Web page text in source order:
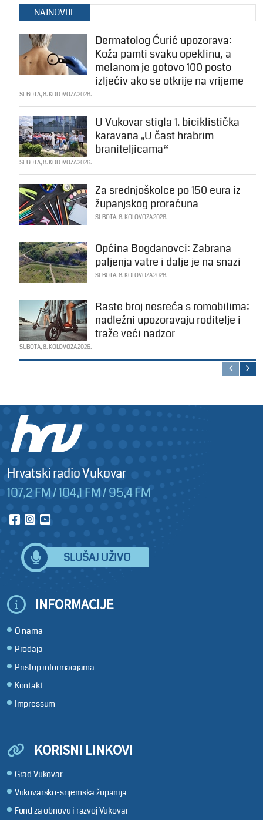
NAJNOVIJE
Dermatolog Ćurić upozorava:
Koža pamti svaku opeklinu, a
melanom je gotovo 100 posto
izlječiv ako se otkrije na vrijeme
SUBOTA, 8. KOLOVOZA 2026.
U Vukovar stigla 1. biciklistička
karavana „U čast hrabrim
braniteljicama“
SUBOTA, 8. KOLOVOZA 2026.
Za srednjoškolce po 150 eura iz
županjskog proračuna
SUBOTA, 8. KOLOVOZA 2026.
Općina Bogdanovci: Zabrana
paljenja vatre i dalje je na snazi
SUBOTA, 8. KOLOVOZA 2026.
Raste broj nesreća s romobilima:
nadležni upozoravaju roditelje i
traže veći nadzor
SUBOTA, 8. KOLOVOZA 2026.
Hrvatski radio Vukovar
107,2 FM / 104,1 FM / 95,4 FM
SLUŠAJ UŽIVO
INFORMACIJE
O nama
Prodaja
Pristup informacijama
Kontakt
Impressum
KORISNI LINKOVI
Grad Vukovar
Vukovarsko-srijemska županija
Fond za obnovu i razvoj Vukovar